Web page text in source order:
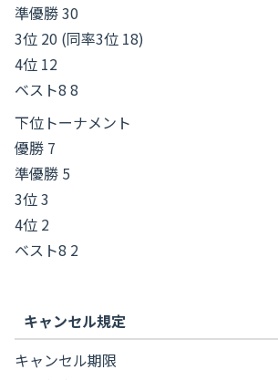
準優勝 30
3位 20 (同率3位 18)
4位 12
ベスト8 8
下位トーナメント
優勝 7
準優勝 5
3位 3
4位 2
ベスト8 2
キャンセル規定
キャンセル期限